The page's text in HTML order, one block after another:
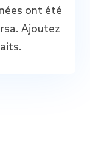
ont été
Ajoutez